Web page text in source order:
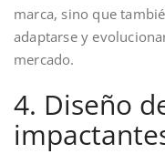
marca, sino que
adaptarse y
mercado.
4. Diseño